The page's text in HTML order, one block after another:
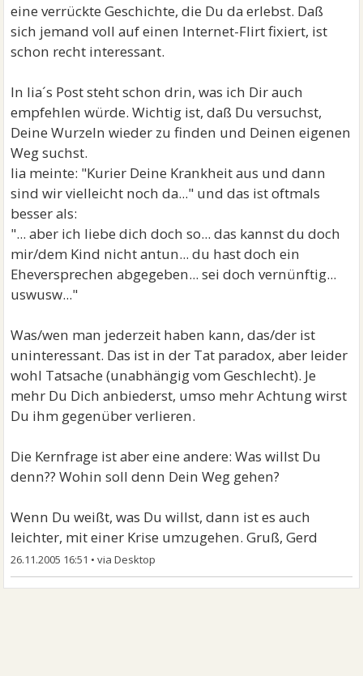
eine verrückte Geschichte, die Du da erlebst. Daß
sich jemand voll auf einen Internet-Flirt fixiert, ist
schon recht interessant.
In lia´s Post steht schon drin, was ich Dir auch
empfehlen würde. Wichtig ist, daß Du versuchst,
Deine Wurzeln wieder zu finden und Deinen eigenen
Weg suchst.
lia meinte: "Kurier Deine Krankheit aus und dann
sind wir vielleicht noch da..." und das ist oftmals
besser als:
"... aber ich liebe dich doch so... das kannst du doch
mir/dem Kind nicht antun... du hast doch ein
Eheversprechen abgegeben... sei doch vernünftig...
uswusw..."
Was/wen man jederzeit haben kann, das/der ist
uninteressant. Das ist in der Tat paradox, aber leider
wohl Tatsache (unabhängig vom Geschlecht). Je
mehr Du Dich anbiederst, umso mehr Achtung wirst
Du ihm gegenüber verlieren.
Die Kernfrage ist aber eine andere: Was willst Du
denn?? Wohin soll denn Dein Weg gehen?
Wenn Du weißt, was Du willst, dann ist es auch
leichter, mit einer Krise umzugehen. Gruß, Gerd
26.11.2005 16:51 •